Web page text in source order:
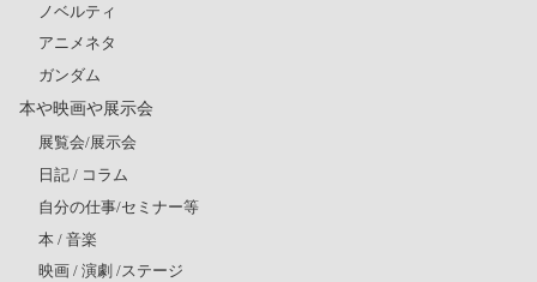
ノベルティ
アニメネタ
ガンダム
本や映画や展示会
展覧会/展示会
日記 / コラム
自分の仕事/セミナー等
本 / 音楽
映画 / 演劇 /ステージ